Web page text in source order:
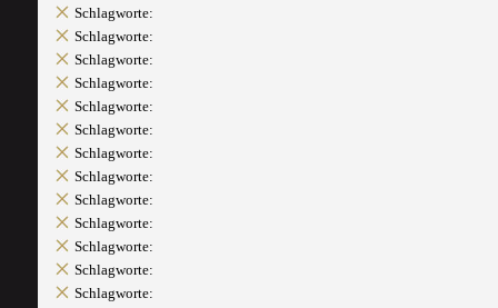
Schlagworte:
Schlagworte:
Schlagworte:
Schlagworte:
Schlagworte:
Schlagworte:
Schlagworte:
Schlagworte:
Schlagworte:
Schlagworte:
Schlagworte:
Schlagworte:
Schlagworte: